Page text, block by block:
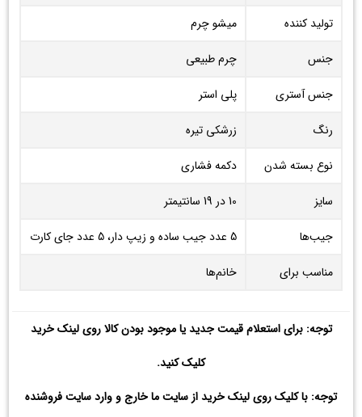
تولید کننده
میشو چرم
جنس
چرم طبیعی
جنس آستری
پلی استر
رنگ
زرشکی تیره
نوع بسته شدن
دکمه فشاری
سایز
10 در 19 سانتیمتر
جیب‌ها
5 عدد جیب ساده و زیپ دار، 5 عدد جای کارت
مناسب برای
خانم‌ها
توجه: برای استعلام قیمت جدید یا موجود بودن کالا روی لینک خرید
کلیک کنید.
توجه: با کلیک روی لینک خرید از سایت ما خارج و وارد سایت فروشنده